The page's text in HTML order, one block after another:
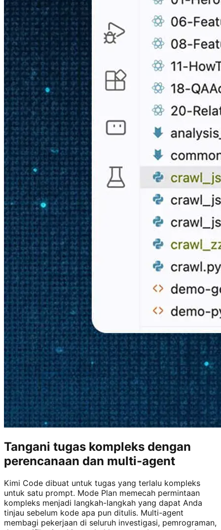
Tangani tugas kompleks dengan
perencanaan dan multi-agent
Kimi Code dibuat untuk tugas yang terlalu kompleks
untuk satu prompt. Mode Plan memecah permintaan
kompleks menjadi langkah-langkah yang dapat Anda
tinjau sebelum kode apa pun ditulis. Multi-agent
membagi pekerjaan di seluruh investigasi, pemrograman,